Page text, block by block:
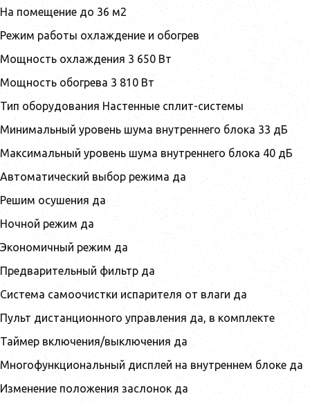
На помещение до 36 м2
Режим работы охлаждение и обогрев
Мощность охлаждения 3 650 Вт
Мощность обогрева 3 810 Вт
Тип оборудования Настенные сплит-системы
Минимальный уровень шума внутреннего блока 33 дБ
Максимальный уровень шума внутреннего блока 40 дБ
Автоматический выбор режима да
Решим осушения да
Ночной режим да
Экономичный режим да
Предварительный фильтр да
Система самоочистки испарителя от влаги да
Пульт дистанционного управления да, в комплекте
Таймер включения/выключения да
Многофункциональный дисплей на внутреннем блоке да
Изменение положения заслонок да